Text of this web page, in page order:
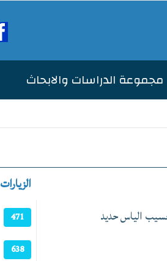
مجموعة الدراسات والابحاث
الزيارات
الياس حديد 471
638